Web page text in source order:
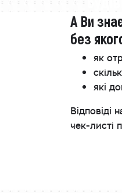
А Ви
без
як
які
чек-листі